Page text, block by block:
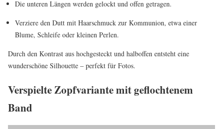
Die unteren Längen werden gelockt und offen getragen.
Verziere den Dutt mit Haarschmuck zur Kommunion, etwa einer
Blume, Schleife oder kleinen Perlen.
Durch den Kontrast aus hochgesteckt und halboffen entsteht eine
wunderschöne Silhouette – perfekt für Fotos.
Verspielte Zopfvariante mit geflochtenem
Band